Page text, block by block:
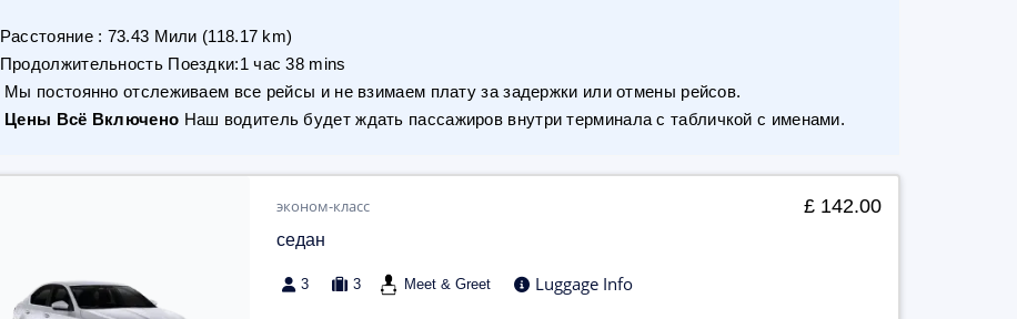
Расстояние: 73.43 Мили (118.17 km)
Продолжительность Поездки:1 час 38 mins
Мы постоянно отслеживаем все рейсы и не взимаем плату за задержки или отмены рейсов.
Цены Всё Включено Наш водитель будет ждать пассажиров внутри терминала с табличкой с именами.
эконом-класс
седан
3 3 Meet & Greet Luggage Info
£ 142.00